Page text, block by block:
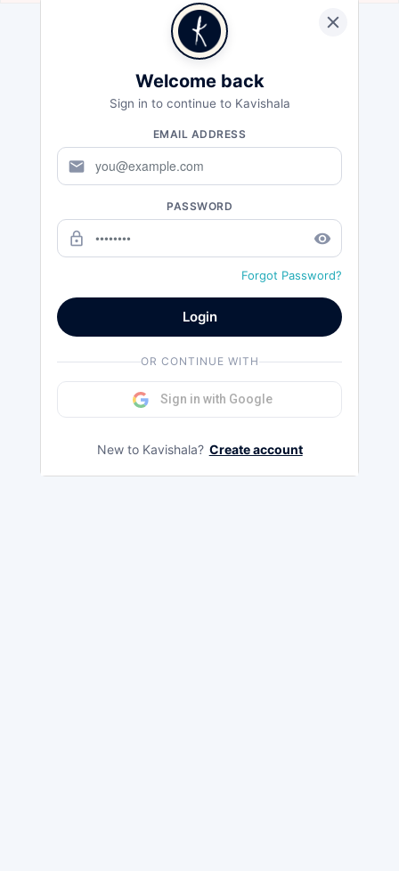
Welcome back
Sign in to continue to Kavishala
EMAIL ADDRESS
mail
PASSWORD
lock_outline remove_red_eye
Forgot Password?
Login
OR CONTINUE WITH
Sign in with Google
New to Kavishala? Create account